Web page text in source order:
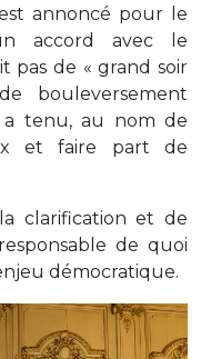
annoncé pour le
accord avec le
pas de « grand soir
bouleversement
a tenu, au nom de
et faire part de
clarification et de
de quoi
démocratique.